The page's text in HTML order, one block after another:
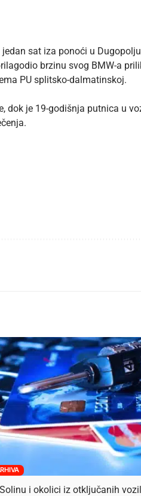
sat iza ponoći u
brzinu svog BMW-a
PU splitsko-dalmatinskoj.
dok je 19-godišnja putnica u
i okolici iz otključanih